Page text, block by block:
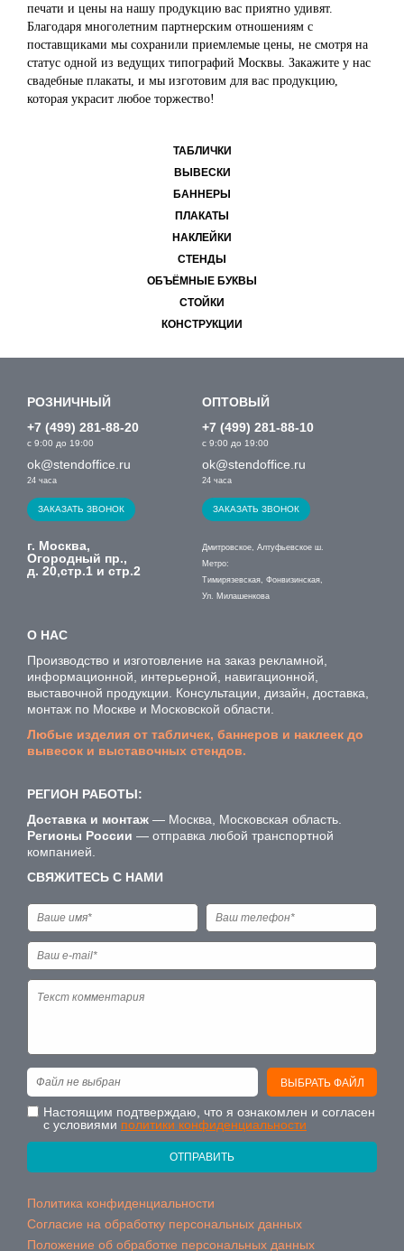
печати и цены на нашу продукцию вас приятно удивят.
Благодаря многолетним партнерским отношениям с
поставщиками мы сохранили приемлемые цены, не смотря на
статус одной из ведущих типографий Москвы. Закажите у нас
свадебные плакаты, и мы изготовим для вас продукцию,
которая украсит любое торжество!
ТАБЛИЧКИ
ВЫВЕСКИ
БАННЕРЫ
ПЛАКАТЫ
НАКЛЕЙКИ
СТЕНДЫ
ОБЪЁМНЫЕ БУКВЫ
СТОЙКИ
КОНСТРУКЦИИ
РОЗНИЧНЫЙ
+7 (499) 281-88-20
с 9:00 до 19:00
ok@stendoffice.ru
24 часа
ЗАКАЗАТЬ ЗВОНОК
ОПТОВЫЙ
+7 (499) 281-88-10
с 9:00 до 19:00
ok@stendoffice.ru
24 часа
ЗАКАЗАТЬ ЗВОНОК
г. Москва,
Огородный пр.,
д. 20,стр.1 и стр.2
Дмитровское, Алтуфьевское ш.
Метро:
Тимирязевская, Фонвизинская,
Ул. Милашенкова
О НАС
Производство и изготовление на заказ рекламной,
информационной, интерьерной, навигационной,
выставочной продукции. Консультации, дизайн, доставка,
монтаж по Москве и Московской области.
Любые изделия от табличек, баннеров и наклеек до
вывесок и выставочных стендов.
РЕГИОН РАБОТЫ:
Доставка и монтаж — Москва, Московская область.
Регионы России — отправка любой транспортной
компанией.
СВЯЖИТЕСЬ С НАМИ
ВЫБРАТЬ ФАЙЛ
Файл не выбран
Настоящим подтверждаю, что я ознакомлен и согласен
с условиями политики конфиденциальности
ОТПРАВИТЬ
Политика конфиденциальности
Согласие на обработку персональных данных
Положение об обработке персональных данных